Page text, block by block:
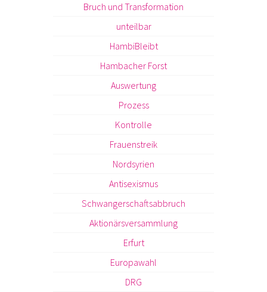
Bruch und Transformation
unteilbar
HambiBleibt
Hambacher Forst
Auswertung
Prozess
Kontrolle
Frauenstreik
Nordsyrien
Antisexismus
Schwangerschaftsabbruch
Aktionärsversammlung
Erfurt
Europawahl
DRG